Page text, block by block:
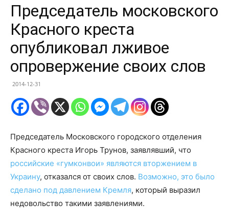
Председатель московского
Красного креста
опубликовал лживое
опровержение своих слов
2014-12-31
Председатель Московского городского отделения
Красного креста Игорь Трунов, заявлявший, что
российские «гумконвои» являются вторжением в
Украину, отказался от своих слов. Возможно, это было
сделано под давлением Кремля, который выразил
недовольство такими заявлениями.